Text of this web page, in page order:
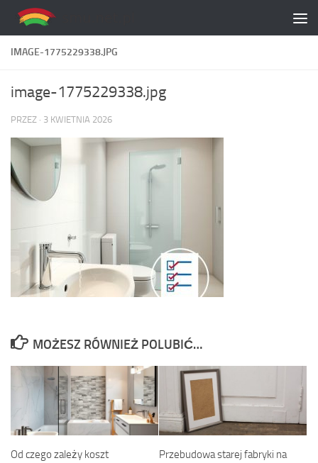
Skip to content
IMAGE-1775229338.JPG
image-1775229338.jpg
PRZEZ · 3 KWIETNIA 2026
MOŻESZ RÓWNIEŻ POLUBIĆ…
Od czego zależy koszt
Przebudowa starej fabryki na